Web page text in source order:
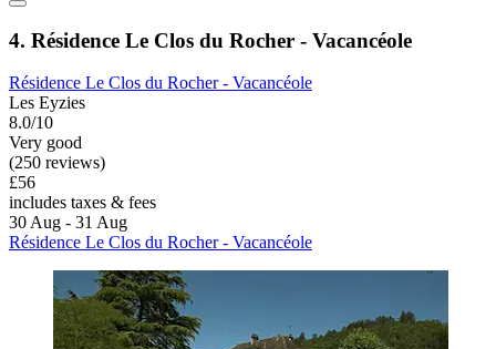
4. Résidence Le Clos du Rocher - Vacancéole
Résidence Le Clos du Rocher - Vacancéole
Les Eyzies
8.0/10
Very good
(250 reviews)
£56
includes taxes & fees
30 Aug - 31 Aug
Résidence Le Clos du Rocher - Vacancéole